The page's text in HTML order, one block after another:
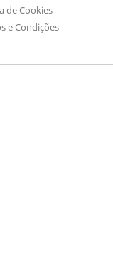
de Cookies
e Condições